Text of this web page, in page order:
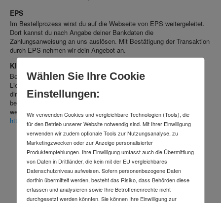
EPS
Im Bestellprozess wirst du auf die Webseite von EPS weitergeleitet.
Dort kannst du nach Angabe deiner Bankdaten die
Zahlungsanweisung an uns auslösen. Mit Bestätigung der Transaktion
durch EPS nehmen wir dein Angebot an.
Klarna
Bestelle jetzt. Bezahle später. Kaufe dir heute dein neues
Lieblingswerkzeug und bezahle es einfach später – so kannst du es
dir noch einmal genau anschauen, bevor du es bezahlst. Bitte
beachte, dass Klarna momentan nur für Privatpersonen angeboten
werden kann. Mehr Informationen zu Klarna finden Sie unter
https://www.klarna.com/de/smoooth-mehrzuklarna/
Wählen Sie Ihre Cookie
Einstellungen:
Wir verwenden Cookies und vergleichbare Technologien (Tools), die
für den Betrieb unserer Website notwendig sind. Mit Ihrer Einwilligung
verwenden wir zudem optionale Tools zur Nutzungsanalyse, zu
Marketingzwecken oder zur Anzeige personalisierter
Produktempfehlungen. Ihre Einwilligung umfasst auch die Übermittlung
von Daten in Drittländer, die kein mit der EU vergleichbares
Datenschutzniveau aufweisen. Sofern personenbezogene Daten
dorthin übermittelt werden, besteht das Risiko, dass Behörden diese
erfassen und analysieren sowie Ihre Betroffenenrechte nicht
durchgesetzt werden könnten. Sie können Ihre Einwilligung zur